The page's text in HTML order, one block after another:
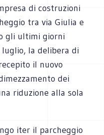
di costruzioni
tra via Giulia e
gli ultimi giorni
luglio, la delibera di
il nuovo
dei
riduzione alla sola
iter il parcheggio